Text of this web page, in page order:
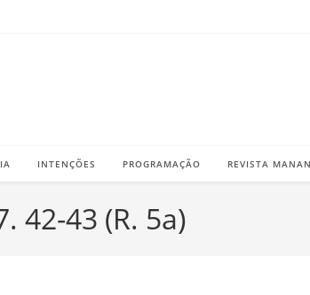
INTENÇÕES PROGRAMAÇÃO REVISTA
42-43 (R. 5a)